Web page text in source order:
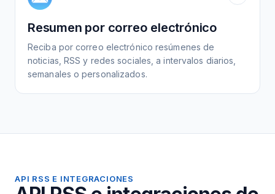
Resumen por correo electrónico
Reciba por correo electrónico resúmenes de
noticias, RSS y redes sociales, a intervalos diarios,
semanales o personalizados.
API RSS E INTEGRACIONES